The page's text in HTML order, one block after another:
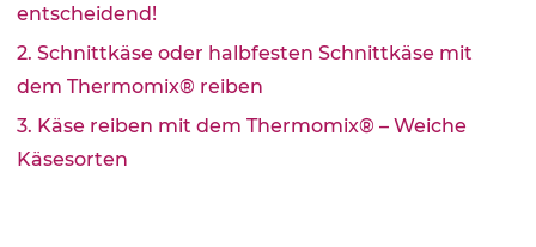
entscheidend!
2. Schnittkäse oder halbfesten Schnittkäse mit
dem Thermomix® reiben
3. Käse reiben mit dem Thermomix® – Weiche
Käsesorten